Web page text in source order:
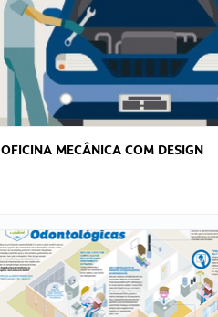
OFICINA MECÂNICA COM DESIGN